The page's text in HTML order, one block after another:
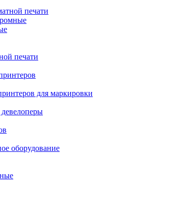
печати
печати
для маркировки
оборудование